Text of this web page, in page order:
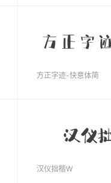
方正字迹-快意体简
汉仪拙楷W